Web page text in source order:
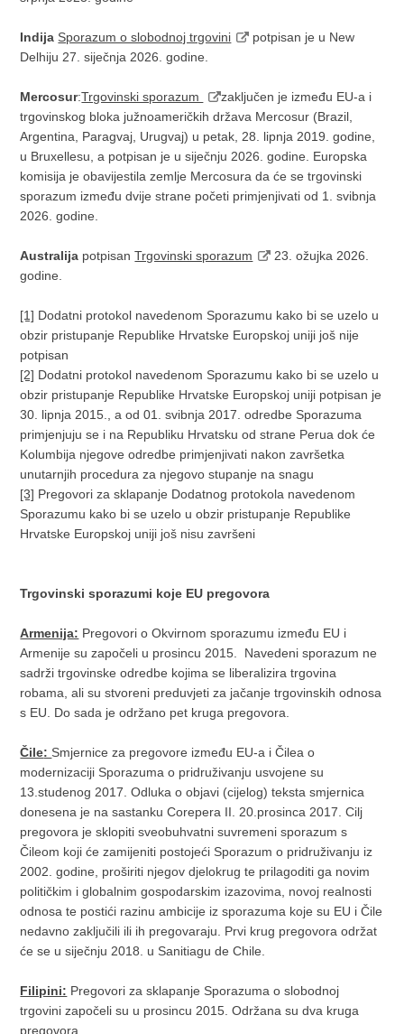
Indija Sporazum o slobodnoj trgovini
potpisan je u New
Delhiju 27. siječnja 2026. godine.
Mercosur:Trgovinski sporazum
zaključen je između EU-a i
trgovinskog bloka južnoameričkih država Mercosur (Brazil,
Argentina, Paragvaj, Urugvaj) u petak, 28. lipnja 2019. godine,
u Bruxellesu, a potpisan je u siječnju 2026. godine. Europska
komisija je obavijestila zemlje Mercosura da će se trgovinski
sporazum između dvije strane početi primjenjivati od 1. svibnja
2026. godine.
Australija potpisanTrgovinski sporazum
23. ožujka 2026.
godine.
[1] Dodatni protokol navedenom Sporazumu kako bi se uzelo u
obzir pristupanje Republike Hrvatske Europskoj uniji još nije
potpisan
[2] Dodatni protokol navedenom Sporazumu kako bi se uzelo u
obzir pristupanje Republike Hrvatske Europskoj uniji potpisan je
30. lipnja 2015., a od 01. svibnja 2017. odredbe Sporazuma
primjenjuju se i na Republiku Hrvatsku od strane Perua dok će
Kolumbija njegove odredbe primjenjivati nakon završetka
unutarnjih procedura za njegovo stupanje na snagu
[3] Pregovori za sklapanje Dodatnog protokola navedenom
Sporazumu kako bi se uzelo u obzir pristupanje Republike
Hrvatske Europskoj uniji još nisu završeni
Trgovinski sporazumi koje EU pregovora
Armenija: Pregovori o Okvirnom sporazumu između EU i
Armenije su započeli u prosincu 2015. Navedeni sporazum ne
sadrži trgovinske odredbe kojima se liberalizira trgovina
robama, ali su stvoreni preduvjeti za jačanje trgovinskih odnosa
s EU. Do sada je održano pet kruga pregovora.
Čile: Smjernice za pregovore između EU-a i Čilea o
modernizaciji Sporazuma o pridruživanju usvojene su
13.studenog 2017. Odluka o objavi (cijelog) teksta smjernica
donesena je na sastanku Corepera II. 20.prosinca 2017. Cilj
pregovora je sklopiti sveobuhvatni suvremeni sporazum s
Čileom koji će zamijeniti postojeći Sporazum o pridruživanju iz
2002. godine, proširiti njegov djelokrug te prilagoditi ga novim
političkim i globalnim gospodarskim izazovima, novoj realnosti
odnosa te postići razinu ambicije iz sporazuma koje su EU i Čile
nedavno zaključili ili ih pregovaraju. Prvi krug pregovora održat
će se u siječnju 2018. u Sanitiagu de Chile.
Filipini: Pregovori za sklapanje Sporazuma o slobodnoj
trgovini započeli su u prosincu 2015. Održana su dva kruga
pregovora.